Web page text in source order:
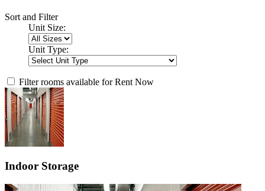
Sort and Filter
Unit Size:
Unit Type:
Filter rooms available for Rent Now
Indoor Storage